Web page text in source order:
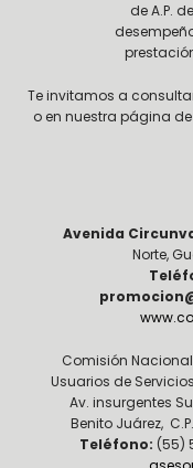
de A.P.
Te invitamos a
o en nuestra página
Avenida
Norte,
Comisión
Usuarios de
Av. insurgentes
Benito Juárez,
Teléfono: (55)